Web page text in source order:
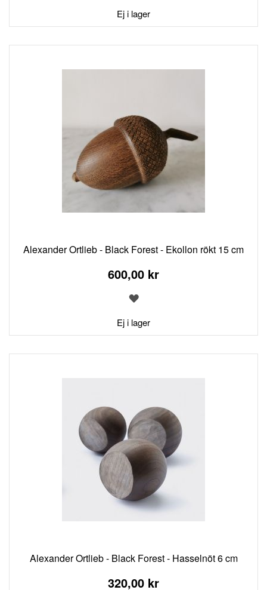
Ej i lager
I
ÖNSKELISTA
Alexander Ortlieb - Black Forest - Ekollon rökt 15 cm
600,00 kr
Ej i lager
LÄGG
I
ÖNSKELISTA
Alexander Ortlieb - Black Forest - Hasselnöt 6 cm
320,00 kr